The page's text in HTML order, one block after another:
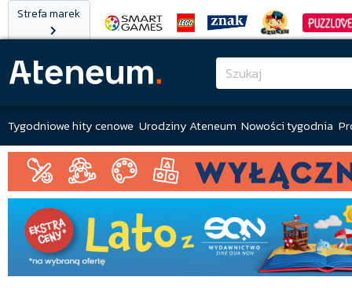
Strefa marek
Tygodniowe hity cenowe Urodziny Ateneum Nowości tygodnia